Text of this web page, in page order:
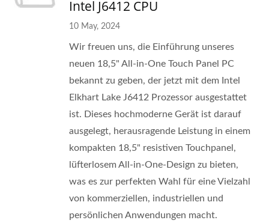
Intel J6412 CPU
10 May, 2024
Wir freuen uns, die Einführung unseres
neuen 18,5" All-in-One Touch Panel PC
bekannt zu geben, der jetzt mit dem Intel
Elkhart Lake J6412 Prozessor ausgestattet
ist. Dieses hochmoderne Gerät ist darauf
ausgelegt, herausragende Leistung in einem
kompakten 18,5" resistiven Touchpanel,
lüfterlosem All-in-One-Design zu bieten,
was es zur perfekten Wahl für eine Vielzahl
von kommerziellen, industriellen und
persönlichen Anwendungen macht.